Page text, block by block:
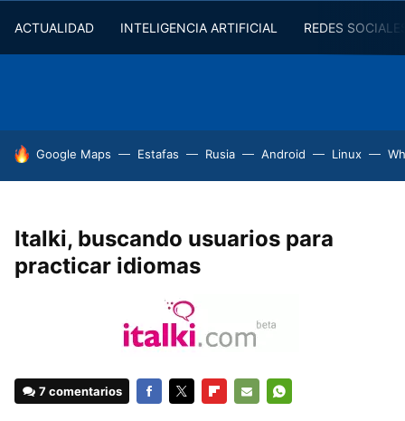
ACTUALIDAD INTELIGENCIA ARTIFICIAL REDES
HOY SE HABLA DE
Google Maps Estafas Rusia Android Linux
Italki, buscando usuarios para
practicar idiomas
7 comentarios